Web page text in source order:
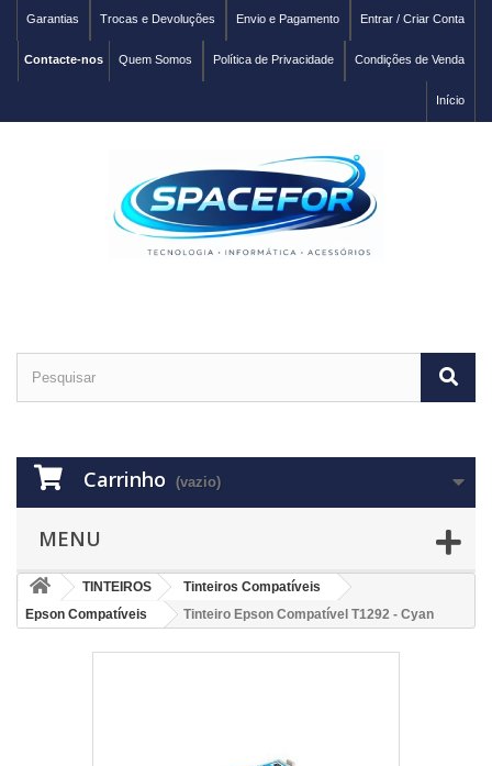
Entrar / Criar Conta
Envio e Pagamento
Trocas e Devoluções
Garantias
Condições de Venda
Política de Privacidade
Quem Somos
Contacte-nos
Início
Carrinho (vazio)
MENU
TINTEIROS
Tinteiros Compatíveis
Epson Compatíveis
Tinteiro Epson Compatível T1292 - Cyan